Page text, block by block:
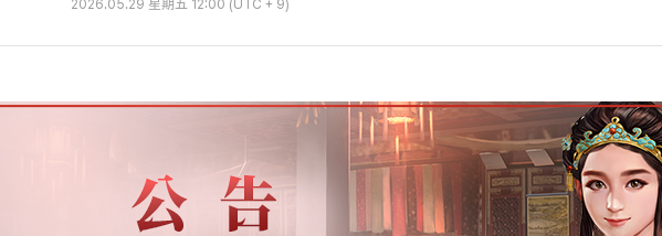
2026.05.29 星期五 12:00 (UTC + 9)